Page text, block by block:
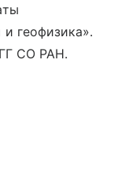
геофизика».
СО РАН.